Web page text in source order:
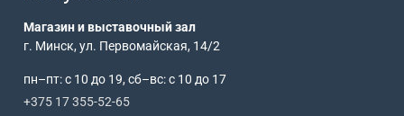
Магазин и выставочный зал
г. Минск, ул. Первомайская, 14/2
пн–пт: с 10 до 19, сб–вс: с 10 до 17
+375 17 355-52-65